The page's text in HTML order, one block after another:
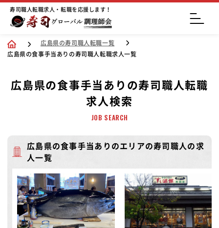
寿司職人転職求人・転職を応援します！
広島県の寿司職人転職一覧
広島県の食事手当ありの寿司職人転職求人一覧
広島県の食事手当ありの寿司職人転職
求人検索
JOB SEARCH
広島県の食事手当ありのエリアの寿司職人の求
人一覧